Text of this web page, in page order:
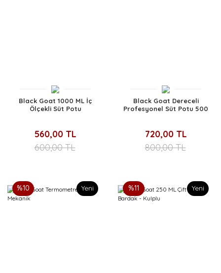
Black Goat 1000 ML İç
Ölçekli Süt Potu
560,00 TL
600,00 TL
Black Goat Dereceli
Profesyonel Süt Potu 500
720,00 TL
800,00 TL
Yeni
%10 Yeni
%11